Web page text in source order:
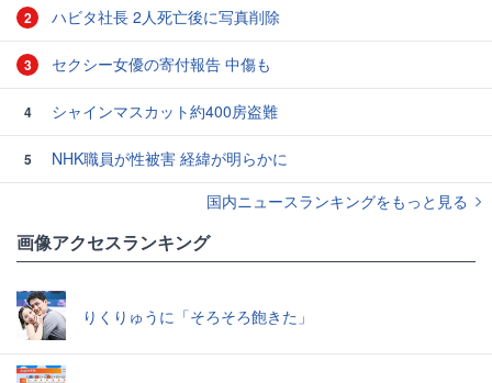
2 ハビタ社長 2人死亡後に写真削除
3 セクシー女優の寄付報告 中傷も
4 シャインマスカット約400房盗難
5
NHK職員が性被害 経緯が明らかに
国内ニュースランキングをもっと見る
画像アクセスランキング
りくりゅうに「そろそろ飽きた」